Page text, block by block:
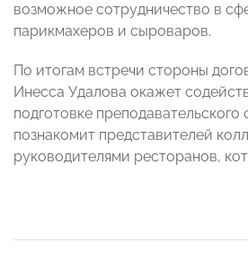
возможное сотрудничество в
парикмахеров и сыроваров.
По итогам встречи стороны
Инесса Удалова окажет
подготовке преподавательского
познакомит представителей
руководителями ресторанов,